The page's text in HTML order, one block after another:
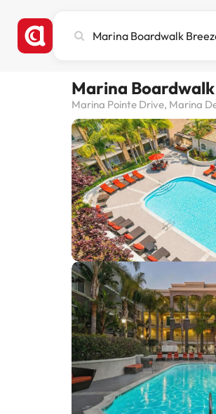
ciudad,
destino
Marina Boardwalk
Marina Pointe Drive, Marina